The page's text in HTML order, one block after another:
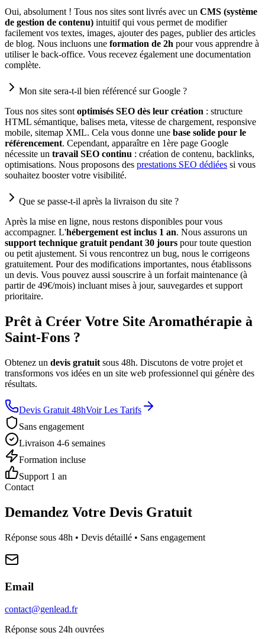
Oui, absolument ! Tous nos sites sont livrés avec un CMS (système
de gestion de contenu) intuitif qui vous permet de modifier
facilement vos textes, images, ajouter des pages, publier des articles
de blog. Nous incluons une formation de 2h pour vous apprendre à
utiliser le back-office. Vous recevez également une documentation
complète.
Mon site sera-t-il bien référencé sur Google ?
Tous nos sites sont optimisés SEO dès leur création : structure
HTML sémantique, balises meta, vitesse de chargement, responsive
mobile, sitemap XML. Cela vous donne une base solide pour le
référencement. Cependant, apparaître en 1ère page Google
nécessite un travail SEO continu : création de contenu, backlinks,
optimisations. Nous proposons des prestations SEO dédiées si vous
souhaitez booster votre visibilité.
Que se passe-t-il après la livraison du site ?
Après la mise en ligne, nous restons disponibles pour vous
accompagner. L'hébergement est inclus 1 an. Nous assurons un
support technique gratuit pendant 30 jours pour toute question
ou petit ajustement. Si vous rencontrez un bug, nous le corrigeons
gratuitement. Pour des modifications importantes, nous établissons
un devis. Vous pouvez aussi souscrire à un forfait maintenance (à
partir de 49€/mois) incluant mises à jour, sauvegardes et support
prioritaire.
Prêt à Créer Votre Site Aromathérapie à
Saint-Fons ?
Obtenez un devis gratuit sous 48h. Discutons de votre projet et
transformons vos idées en un site web professionnel qui génère des
résultats.
Devis Gratuit 48hVoir Les Tarifs
Sans engagement
Livraison 4-6 semaines
Formation incluse
Support 1 an
Contact
Demandez Votre Devis Gratuit
Réponse sous 48h • Devis détaillé • Sans engagement
Email
contact@genlead.fr
Réponse sous 24h ouvrées